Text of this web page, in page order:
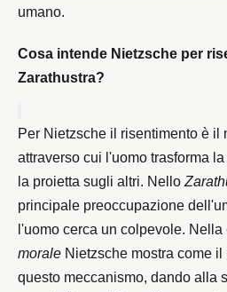
umano.
Cosa intende Nietzsche per
Zarathustra?
Per Nietzsche il risentimento è il
attraverso cui l'uomo trasforma
la proietta sugli altri. Nello
principale preoccupazione
l'uomo cerca un colpevole. Nella
morale Nietzsche mostra come
questo meccanismo, dando alla